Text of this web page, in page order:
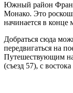
Южный район
Монако. Это
начинается в конце
Добраться сюда
передвигаться на
Путешествующим на
(съезд 57), с